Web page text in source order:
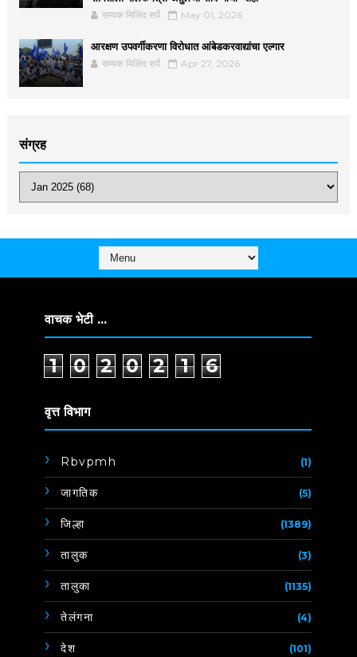
सम्यक मिलिंद सर्पे May 01, 2026
आरक्षण उपवर्गीकरणा विरोधात आंबेडकरवाद्यांचा एल्गार
सम्यक मिलिंद सर्पे Apr 27, 2026
संग्रह
वाचक भेटी ...
1 0 2 0 2 1 6
वृत्त विभाग
Rbvpmh (1)
जागतिक (5)
जिल्हा (1389)
तालुक (3)
तालुका (1135)
तेलंगना (4)
देश (101)